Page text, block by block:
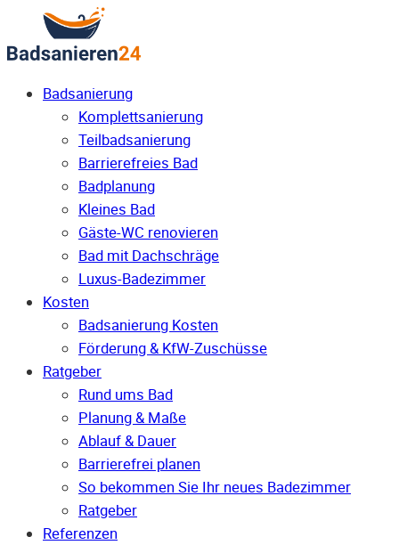
Badsanierung
Komplettsanierung
Teilbadsanierung
Barrierefreies Bad
Badplanung
Kleines Bad
Gäste-WC renovieren
Bad mit Dachschräge
Luxus-Badezimmer
Kosten
Badsanierung Kosten
Förderung & KfW-Zuschüsse
Ratgeber
Rund ums Bad
Planung & Maße
Ablauf & Dauer
Barrierefrei planen
So bekommen Sie Ihr neues Badezimmer
Ratgeber
Referenzen